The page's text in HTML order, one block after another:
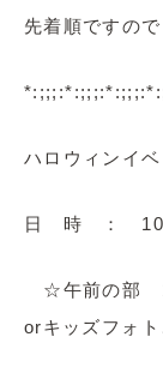
先着順ですの
ハロウィンイ
日 時 ： 10月
☆午前の部
orキッズフォト